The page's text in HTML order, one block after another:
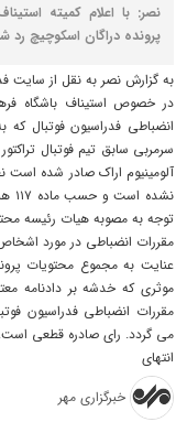
نصر: با اعلام کمیته
پرونده دراگان اسکوچیچ رد
به گزارش نصر به نقل از سایت
در خصوص استیناف باشگاه
انضباطی فدراسیون فوتبال
سرمربی سابق تیم فوتبال
عنایت به مجموع محتویات
مقررات انضباطی فدراسیون
می گردد. رای صادره قطعی است.
انتهای
خبرگزاری مهر